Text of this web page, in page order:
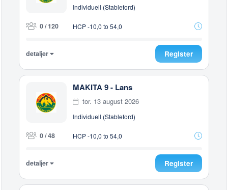
Individuell (Stableford)
0 / 120 HCP -10,0 to 54,0
detaljer Register
MAKITA 9 - Lans
tor. 13 august 2026
Individuell (Stableford)
0 / 48 HCP -10,0 to 54,0
detaljer Register